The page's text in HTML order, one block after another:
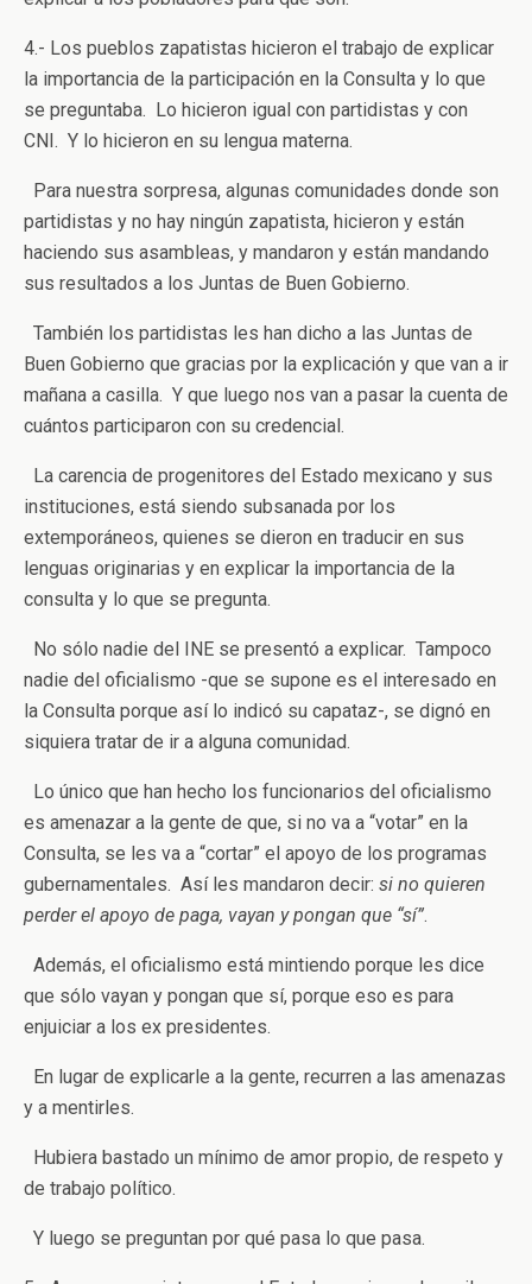
4.- Los pueblos zapatistas hicieron el trabajo de explicar
la importancia de la participación en la Consulta y lo que
se preguntaba. Lo hicieron igual con partidistas y con
CNI. Y lo hicieron en su lengua materna.
Para nuestra sorpresa, algunas comunidades donde son
partidistas y no hay ningún zapatista, hicieron y están
haciendo sus asambleas, y mandaron y están mandando
sus resultados a los Juntas de Buen Gobierno.
También los partidistas les han dicho a las Juntas de
Buen Gobierno que gracias por la explicación y que van a ir
mañana a casilla. Y que luego nos van a pasar la cuenta de
cuántos participaron con su credencial.
La carencia de progenitores del Estado mexicano y sus
instituciones, está siendo subsanada por los
extemporáneos, quienes se dieron en traducir en sus
lenguas originarias y en explicar la importancia de la
consulta y lo que se pregunta.
No sólo nadie del INE se presentó a explicar. Tampoco
nadie del oficialismo -que se supone es el interesado en
la Consulta porque así lo indicó su capataz-, se dignó en
siquiera tratar de ir a alguna comunidad.
Lo único que han hecho los funcionarios del oficialismo
es amenazar a la gente de que, si no va a “votar” en la
Consulta, se les va a “cortar” el apoyo de los programas
gubernamentales. Así les mandaron decir: si no quieren
perder el apoyo de paga, vayan y pongan que “sí”.
Además, el oficialismo está mintiendo porque les dice
que sólo vayan y pongan que sí, porque eso es para
enjuiciar a los ex presidentes.
En lugar de explicarle a la gente, recurren a las amenazas
y a mentirles.
Hubiera bastado un mínimo de amor propio, de respeto y
de trabajo político.
Y luego se preguntan por qué pasa lo que pasa.